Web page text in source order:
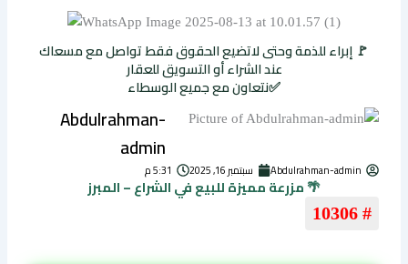
🚩 إبراء للذمة وحتى لاتضيع الحقوق فقط تواصل مع مسعاك
عند الشراء أو التسويق للعقار
✅نتعاون مع جميع الوسطاء
Abdulrahman-
admin
Abdulrahman-admin سبتمبر 16, 2025 5:31 م
🌴 مزرعة مميزة للبيع في الشراع – المبرز
# 10306